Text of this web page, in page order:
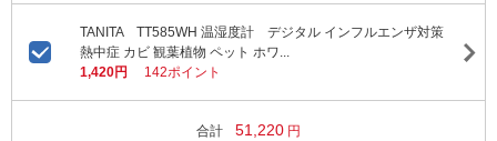
TANITA TT585WH 温湿度計 デジタル インフルエンザ対策
熱中症 カビ 観葉植物 ペット ホワ...
1,420円
142ポイント
合計 51,220 円